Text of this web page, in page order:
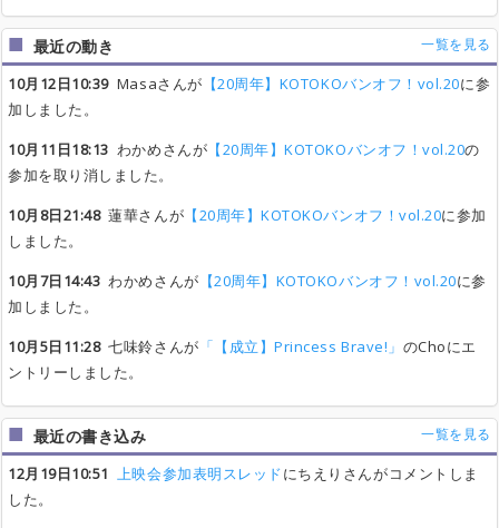
最近の動き 一覧を見る
10月12日10:39Masaさんが 【20周年】KOTOKOバンオフ！vol.20に参
加しました。
10月11日18:13 わかめさんが 【20周年】KOTOKOバンオフ！vol.20の
参加を取り消しました。
10月8日21:48蓮華さんが 【20周年】KOTOKOバンオフ！vol.20に参加
しました。
10月7日14:43 わかめさんが 【20周年】KOTOKOバンオフ！vol.20に参
加しました。
10月5日11:28七味鈴さんが 「【成立】Princess Brave!」 のChoにエ
ントリーしました。
最近の書き込み 一覧を見る
12月19日10:51 上映会参加表明スレッドにちえりさんがコメントしま
した。